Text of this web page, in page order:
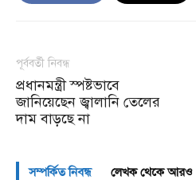
পূর্ববর্তী নিবন্ধ
প্রধানমন্ত্রী স্পষ্টভাবে
জানিয়েছেন জ্বালানি তেলের
দাম বাড়ছে না
সম্পর্কিত নিবন্ধ লেখক থেকে আরও